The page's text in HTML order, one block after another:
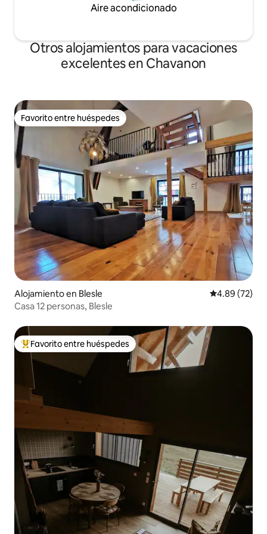
Aire acondicionado
Otros alojamientos para vacaciones
excelentes en Chavanon
Favorito entre huéspedes
Favorito entre huéspedes
Alojamiento en Blesle Calificación
4.89 (72)
Casa 12 personas, Blesle
Favorito entre huéspedes preferido
Favorito entre huéspedes